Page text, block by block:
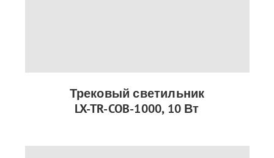
Трековый светильник
LX-TR-COB-1000, 10 Вт